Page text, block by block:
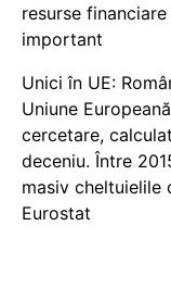
resurse
important
Unici în UE:
Uniune
cercetare,
deceniu. Între
masiv cheltuielile
Eurostat